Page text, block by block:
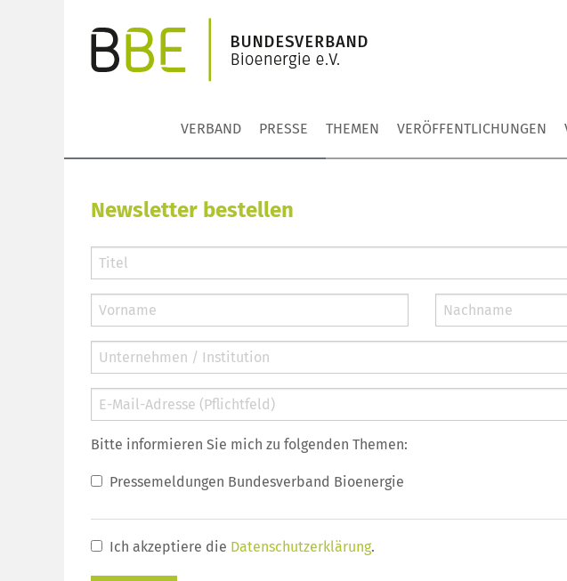
VERBAND PRESSE THEMEN VERÖFFENTLICHUNGEN
Newsletter bestellen
Bitte informieren Sie mich zu folgenden Themen:
Pressemeldungen Bundesverband Bioenergie
Ich akzeptiere die Datenschutzerklärung.